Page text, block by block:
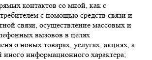
контактов со мной, как с
с помощью средств связи и
связи, осуществление массовых и
вызовов в целях
о новых товарах, услугах, акциях, а
иного информационного характера;